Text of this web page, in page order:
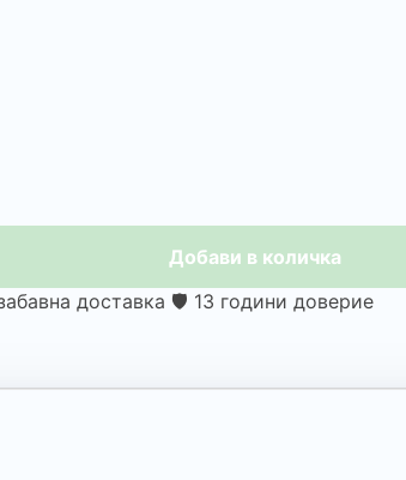
Добави в количка
доставка 🛡️ 13 години доверие